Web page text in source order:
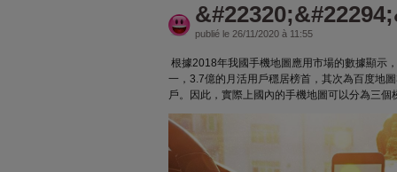
publié le 26/11/2020 à 11:55
根據2018年我國手機地圖應用市場的數據顯示
一，3.7億的月活用戶穩居榜首，其次為百度地
戶。因此，實際上國內的手機地圖可以分為三個